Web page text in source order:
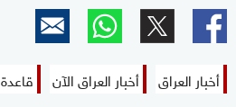
أخبار العراق أخبار العراق الآن